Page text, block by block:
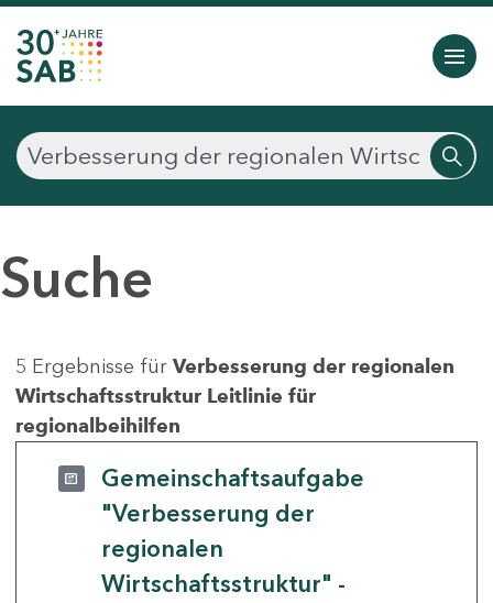
Suche
5 Ergebnisse für Verbesserung der regionalen
Wirtschaftsstruktur Leitlinie für
regionalbeihilfen
Gemeinschaftsaufgabe
"Verbesserung der
regionalen
Wirtschaftsstruktur" -